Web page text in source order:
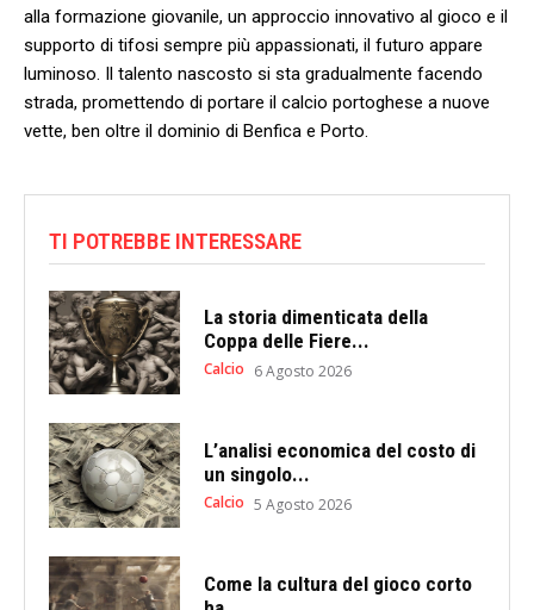
alla ​formazione giovanile, un approccio innovativo al ⁣gioco ​e il
supporto di tifosi sempre​ più ⁣appassionati, il futuro appare
luminoso. Il talento nascosto si sta gradualmente facendo
strada, promettendo ⁣di portare il calcio portoghese a nuove
vette, ⁢ben oltre il​ dominio di Benfica e⁣ Porto.
TI POTREBBE INTERESSARE
La storia dimenticata della
Coppa delle Fiere...
Calcio 6 Agosto 2026
L’analisi economica del costo di
un singolo...
Calcio 5 Agosto 2026
Come la cultura del gioco corto